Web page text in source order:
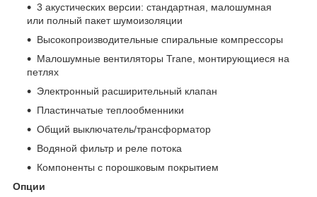
3 акустических версии: стандартная, малошумная
или полный пакет шумоизоляции
Высокопроизводительные спиральные компрессоры
Малошумные вентиляторы Trane, монтирующиеся на
петлях
Электронный расширительный клапан
Пластинчатые теплообменники
Общий выключатель/трансформатор
Водяной фильтр и реле потока
Компоненты с порошковым покрытием
Опции